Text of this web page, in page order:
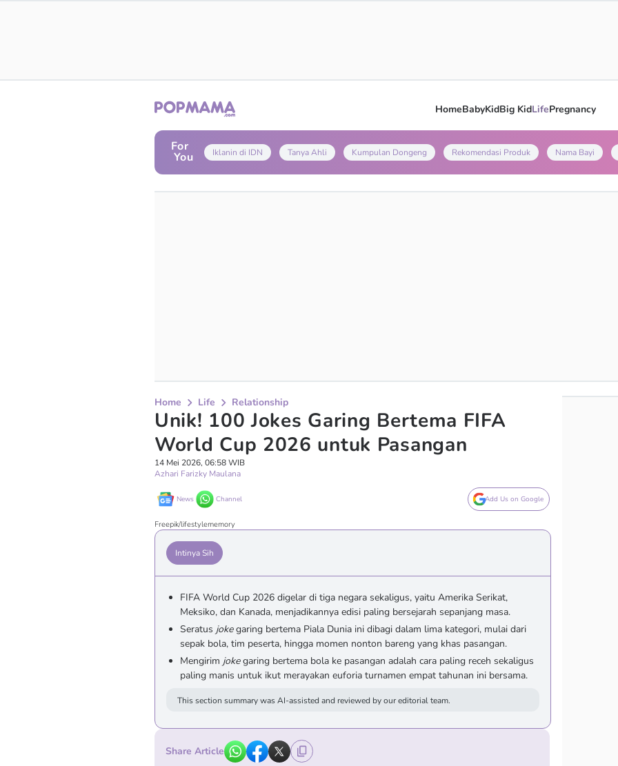
HomeBabyKidBig KidLifePregnancy
For
You Iklanin di IDN Tanya Ahli Kumpulan Dongeng Rekomendasi Produk Nama Bayi
Home Life Relationship
Unik! 100 Jokes Garing Bertema FIFA
World Cup 2026 untuk Pasangan
14 Mei 2026, 06:58 WIB
Azhari Farizky Maulana
News Channel Add Us on Google
Freepik/lifestylememory
Intinya Sih
FIFA World Cup 2026 digelar di tiga negara sekaligus, yaitu Amerika Serikat,
Meksiko, dan Kanada, menjadikannya edisi paling bersejarah sepanjang masa.
Seratus jokegaring bertema Piala Dunia ini dibagi dalam lima kategori, mulai dari
sepak bola, tim peserta, hingga momen nonton bareng yang khas pasangan.
Mengirim jokegaring bertema bola ke pasangan adalah cara paling receh sekaligus
paling manis untuk ikut merayakan euforia turnamen empat tahunan ini bersama.
This section summary was AI-assisted and reviewed by our editorial team.
Share Article